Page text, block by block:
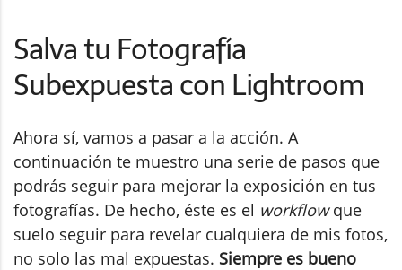
Salva tu Fotografía
Subexpuesta con Lightroom
Ahora sí, vamos a pasar a la acción. A
continuación te muestro una serie de pasos que
podrás seguir para mejorar la exposición en tus
fotografías. De hecho, éste es el workflowque
suelo seguir para revelar cualquiera de mis fotos,
no solo las mal expuestas. Siempre es bueno